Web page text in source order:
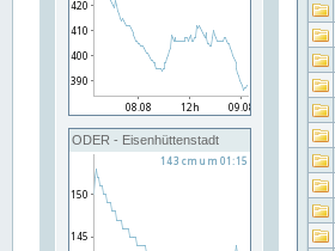
ODER - Eisenhüttenstadt